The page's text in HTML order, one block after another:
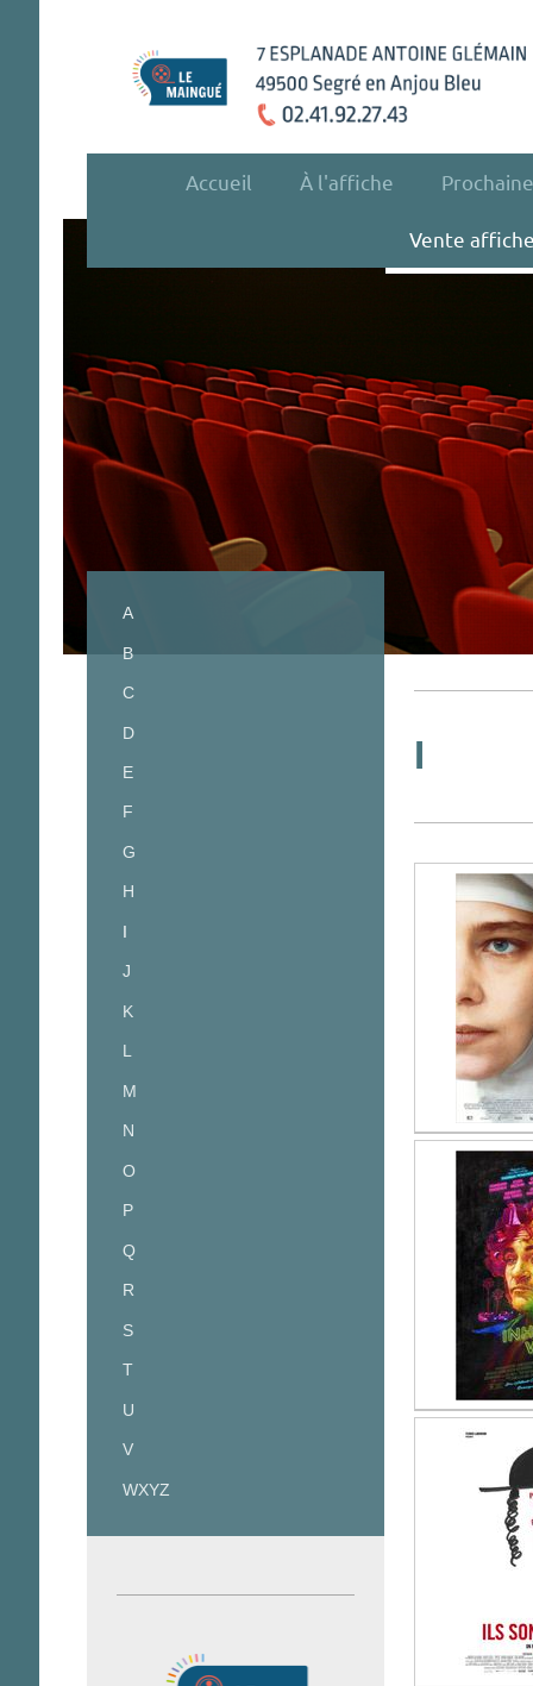
Accueil À l'affiche
Vente
I
A
B
C
D
E
F
G
H
I
J
K
L
M
N
O
P
Q
R
S
T
U
V
WXYZ